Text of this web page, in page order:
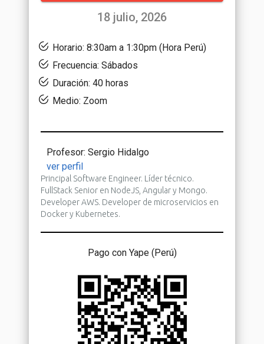
18 julio, 2026
Horario: 8:30am a 1:30pm (Hora Perú)
Frecuencia: Sábados
Duración: 40 horas
Medio: Zoom
Profesor: Sergio Hidalgo
ver perfil
Principal Software Engineer. Líder técnico.
FullStack Senior en NodeJS, Angular y Mongo.
Developer AWS. Developer de microservicios en
Docker y Kubernetes.
Pago con Yape (Perú)